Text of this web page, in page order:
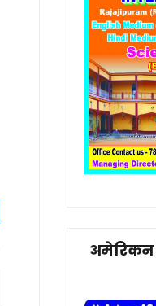
अमेरिकन